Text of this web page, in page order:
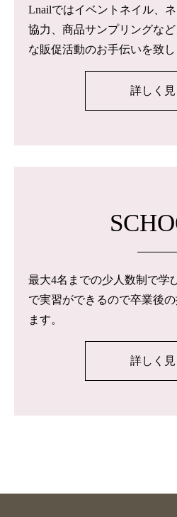
Lnailではイベントネイル、
協力、商品サンプリングな
な販促活動のお手伝いを致し
詳しく見
最大4名までの少人数制で学
で実習ができるので卒業後
ます。
詳しく見